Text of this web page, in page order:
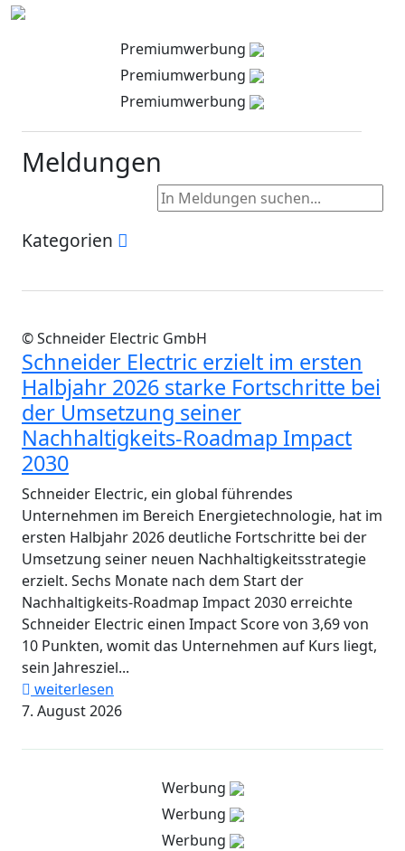
Premiumwerbung
Premiumwerbung
Premiumwerbung
Meldungen
Kategorien
© Schneider Electric GmbH
Schneider Electric erzielt im ersten
Halbjahr 2026 starke Fortschritte bei
der Umsetzung seiner
Nachhaltigkeits-Roadmap Impact
2030
Schneider Electric, ein global führendes
Unternehmen im Bereich Energietechnologie, hat im
ersten Halbjahr 2026 deutliche Fortschritte bei der
Umsetzung seiner neuen Nachhaltigkeitsstrategie
erzielt. Sechs Monate nach dem Start der
Nachhaltigkeits-Roadmap Impact 2030 erreichte
Schneider Electric einen Impact Score von 3,69 von
10 Punkten, womit das Unternehmen auf Kurs liegt,
sein Jahresziel...
weiterlesen
7. August 2026
Werbung
Werbung
Werbung